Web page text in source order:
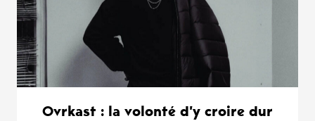
Ovrkast : la volonté d’y croire dur